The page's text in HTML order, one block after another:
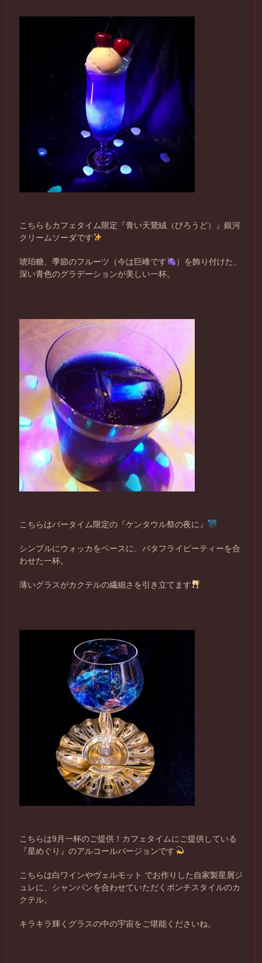
こちらもカフェタイム限定『青い天鵞絨（びろうど）』銀河
クリームソーダです
琥珀糖、季節のフルーツ（今は巨峰です
）を飾り付けた、
深い青色のグラデーションが美しい一杯。
こちらはバータイム限定の『ケンタウル祭の夜に』
シンプルにウォッカをベースに、バタフライピーティーを合
わせた一杯。
薄いグラスがカクテルの繊細さを引き立てます
こちらは9月一杯のご提供！カフェタイムにご提供している
『星めぐり』のアルコールバージョンです
こちらは白ワインやヴェルモット でお作りした自家製星屑ジ
ュレに、シャンパンを合わせていただくポンチスタイルのカ
クテル。
キラキラ輝くグラスの中の宇宙をご堪能くださいね。